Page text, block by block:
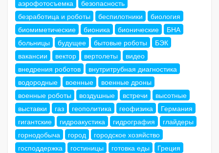
аэрофотосъемка
безопасность
безработица и роботы
беспилотники
биология
биомиметические
бионика бионические
БНА
больницы
будущее бытовые роботы
БЭК
вакансии
вектор вертолеты
видео
внедрения роботов
внутритрубная диагностика
водородные
военные
военные дроны
военные роботы
воздушные встречи
высотные
выставки
газ геополитика геофизика
Германия
гигантские
гидроакустика гидрография
глайдеры
горнодобыча
город
городское хозяйство
господдержка
гостиницы готовка еды
Греция